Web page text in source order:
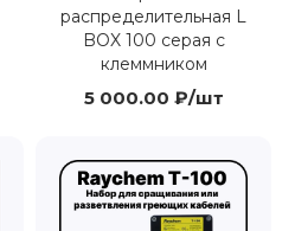
распределительная L
BOX 100 серая с
клеммником
5 000.00 ₽/шт